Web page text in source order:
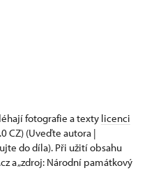
fotografie a texty licenci
CZ) (Uveďte autora |
do díla). Při užití obsahu
a „zdroj: Národní památkový